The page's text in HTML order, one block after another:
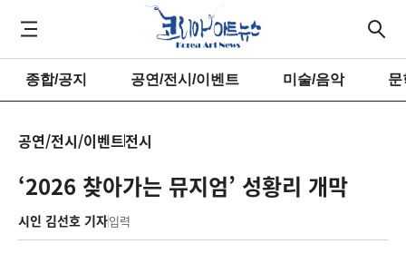
종합/공지 공연/전시/이벤트 미술/음악 문
공연/전시/이벤트전시
‘2026 찾아가는 뮤지엄’ 성황리 개막
시인 김선호 기자입력